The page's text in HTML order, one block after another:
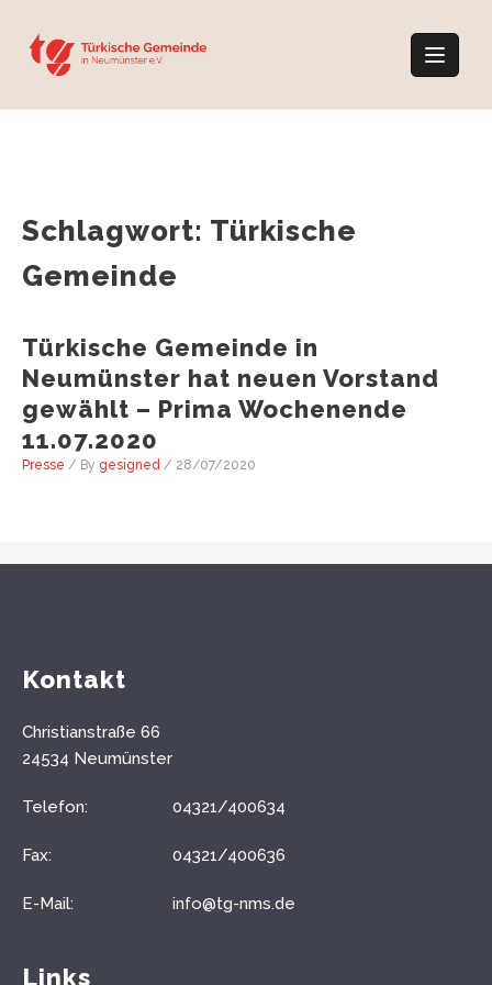
content
Schlagwort: Türkische
Gemeinde
Türkische Gemeinde in
Neumünster hat neuen Vorstand
gewählt – Prima Wochenende
11.07.2020
Presse / By gesigned / 28/07/2020
Kontakt
Christianstraße 66
24534 Neumünster
Telefon: 04321/400634
Fax: 04321/400636
E-Mail: info@tg-nms.de
Links